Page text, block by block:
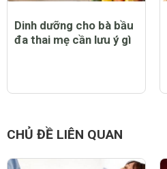
Dinh dưỡng cho bà bầu
đa thai mẹ cần lưu ý gì
CHỦ ĐỀ LIÊN QUAN